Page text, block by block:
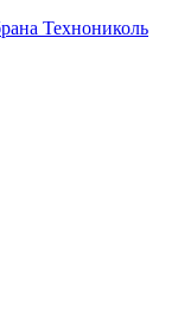
Технониколь